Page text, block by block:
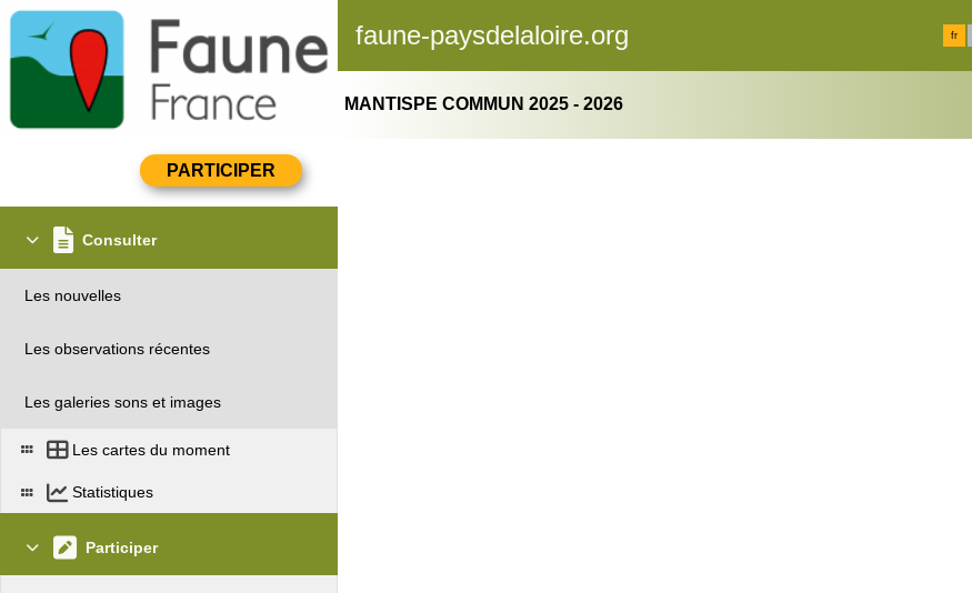
faune-paysdelaloire.org fr
Consulter
Les nouvelles
Les observations récentes
Les galeries sons et images
Les cartes du moment
Statistiques
Participer
MANTISPE COMMUN 2025 - 2026